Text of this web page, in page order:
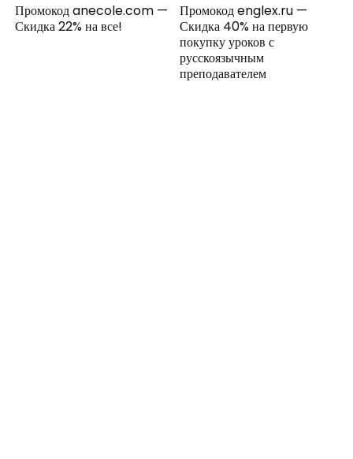
Промокод anecole.com —
Скидка 22% на все!
Промокод englex.ru —
Скидка 40% на первую
покупку уроков с
русскоязычным
преподавателем